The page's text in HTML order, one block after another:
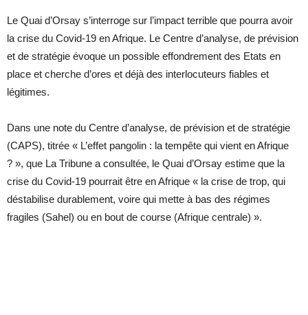
Le Quai d’Orsay s’interroge sur l’impact terrible que pourra avoir
la crise du Covid-19 en Afrique. Le Centre d’analyse, de prévision
et de stratégie évoque un possible effondrement des Etats en
place et cherche d’ores et déjà des interlocuteurs fiables et
légitimes.
Dans une note du Centre d’analyse, de prévision et de stratégie
(CAPS), titrée « L’effet pangolin : la tempête qui vient en Afrique
? », que La Tribune a consultée, le Quai d’Orsay estime que la
crise du Covid-19 pourrait être en Afrique « la crise de trop, qui
déstabilise durablement, voire qui mette à bas des régimes
fragiles (Sahel) ou en bout de course (Afrique centrale) ».